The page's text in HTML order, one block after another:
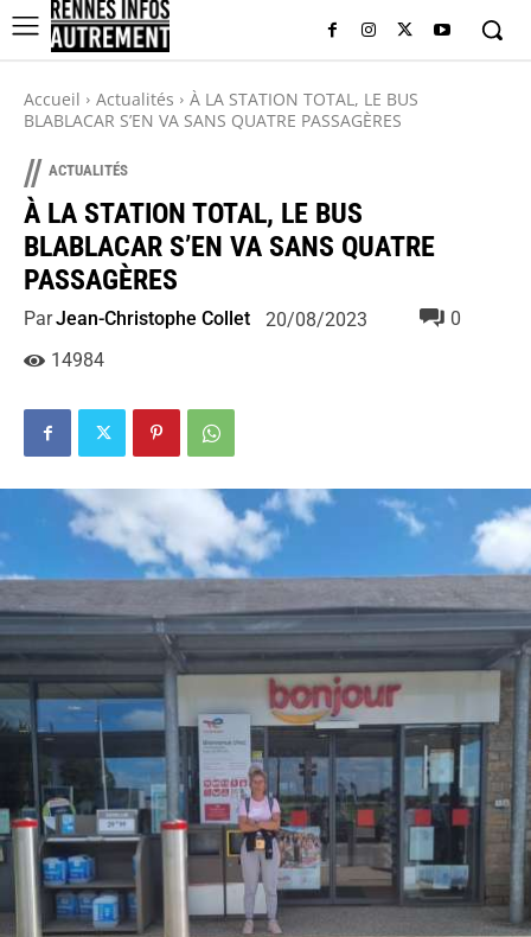
Accueil Actualités
À LA STATION TOTAL, LE BUS
BLABLACAR S’EN VA SANS QUATRE PASSAGÈRES
// ACTUALITÉS
À LA STATION TOTAL, LE BUS
BLABLACAR S’EN VA SANS QUATRE
PASSAGÈRES
ParJean-Christophe Collet 20/08/2023
0
14984